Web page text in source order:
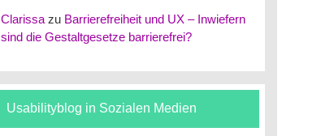
Clarissazu Barrierefreiheit und UX – Inwiefern
sind die Gestaltgesetze barrierefrei?
Usabilityblog in Sozialen Medien